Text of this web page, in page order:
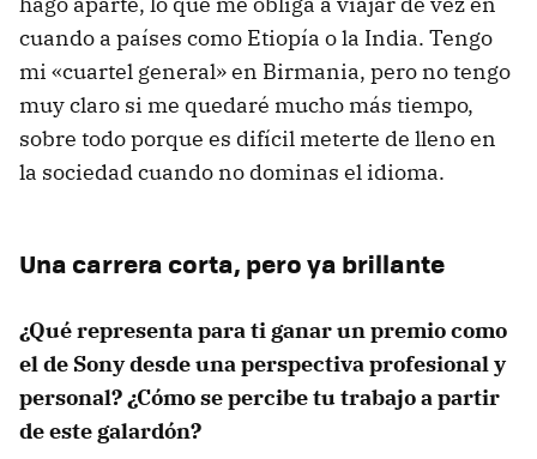
cuando a países como Etiopía o la India. Tengo
mi «cuartel general» en Birmania, pero no tengo
muy claro si me quedaré mucho más tiempo,
sobre todo porque es difícil meterte de lleno en
la sociedad cuando no dominas el idioma.
Una carrera corta, pero ya brillante
¿Qué representa para ti ganar un premio como
el de Sony desde una perspectiva profesional y
personal? ¿Cómo se percibe tu trabajo a partir
de este galardón?